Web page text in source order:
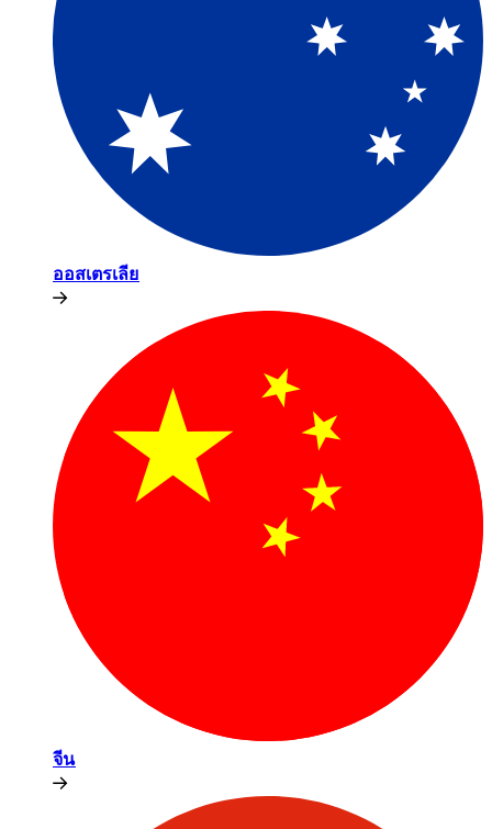
ออสเตรเลีย​​
จีน​​